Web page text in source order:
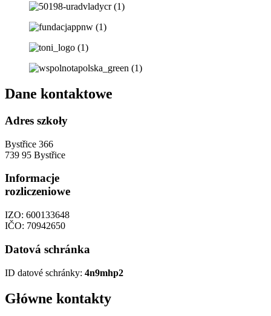
Dane kontaktowe
Adres szkoły
Bystřice 366
739 95 Bystřice
Informacje
rozliczeniowe
IZO: 600133648
IČO: 70942650
Datová schránka
ID datové schránky: 4n9mhp2
Główne kontakty